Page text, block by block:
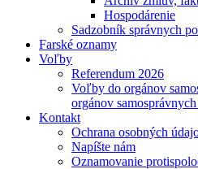
Hospodárenie
Sadzobník správnych
Farské oznamy
Voľby
Referendum 2026
Voľby do orgánov
orgánov
Kontakt
Ochrana osobných
Napíšte nám
Oznamovanie